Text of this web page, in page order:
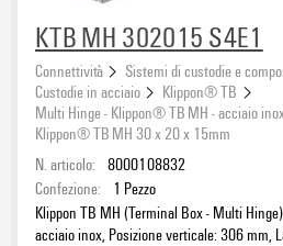
KTB MH 302015 S4E1
Connettività
Sistemi di custodie e
Custodie in acciaio
Klippon® TB
Multi Hinge - Klippon® TB MH - acciaio inox
Klippon® TB MH 30 x 20 x 15mm
N. articolo: 8000108832
Confezione:
1 Pezzo
Klippon TB MH (Terminal Box - Multi
acciaio inox, Posizione verticale: 306 mm,